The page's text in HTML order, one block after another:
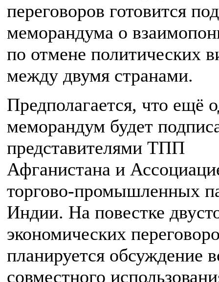
переговоров готовится
меморандума о
по отмене политических
между двумя странами.
Предполагается, что ещё
меморандум будет
представителями ТПП
Афганистана и
торгово-промышленных
Индии. На повестке
экономических
планируется обсуждение
совместного